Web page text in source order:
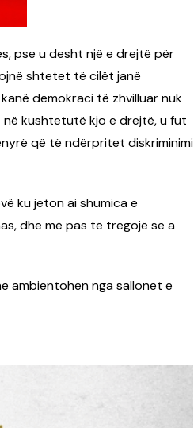
pse u desht një e drejtë për
shtetet të cilët janë
demokraci të zhvilluar nuk
në kushtetutë kjo e drejtë, u fut
që të ndërpritet diskriminimi
ku jeton ai shumica e
dhe më pas të tregojë se a
ambientohen nga sallonet e